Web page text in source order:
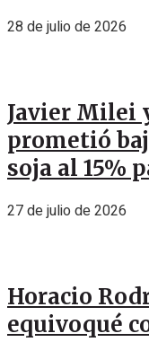
28 de julio de 2026
Javier Milei
prometió
soja al 15%
27 de julio de 2026
Horacio
equivoqué